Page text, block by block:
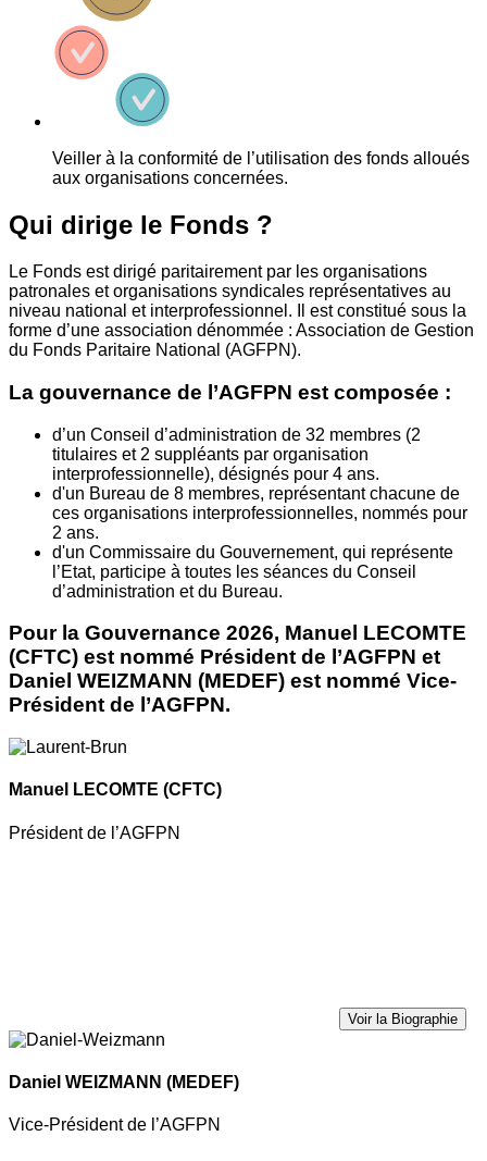
Veiller à la conformité de l’utilisation des fonds alloués
aux organisations concernées.
Qui dirige le Fonds ?
Le Fonds est dirigé paritairement par les organisations
patronales et organisations syndicales représentatives au
niveau national et interprofessionnel. Il est constitué sous la
forme d’une association dénommée : Association de Gestion
du Fonds Paritaire National (AGFPN).
La gouvernance de l’AGFPN est composée :
d’un Conseil d’administration de 32 membres (2
titulaires et 2 suppléants par organisation
interprofessionnelle), désignés pour 4 ans.
d'un Bureau de 8 membres, représentant chacune de
ces organisations interprofessionnelles, nommés pour
2 ans.
d'un Commissaire du Gouvernement, qui représente
l’Etat, participe à toutes les séances du Conseil
d’administration et du Bureau.
Pour la Gouvernance 2026, Manuel LECOMTE
(CFTC) est nommé Président de l’AGFPN et
Daniel WEIZMANN (MEDEF) est nommé Vice-
Président de l’AGFPN.
Manuel LECOMTE (CFTC)
Président de l’AGFPN
Voir la Biographie
Daniel WEIZMANN (MEDEF)
Vice-Président de l’AGFPN